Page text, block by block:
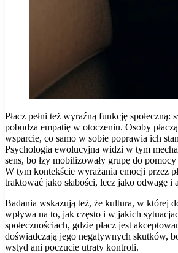
Płacz pełni też wyraźną funkcję społeczną:
pobudza empatię w otoczeniu. Osoby
wsparcie, co samo w sobie poprawia ich
Psychologia ewolucyjna widzi w tym
sens, bo łzy mobilizowały grupę do
W tym kontekście wyrażania emocji przez
traktować jako słabości, lecz jako odwagę i
Badania wskazują też, że kultura, w której
wpływa na to, jak często i w jakich
społecznościach, gdzie płacz jest
doświadczają jego negatywnych skutków,
wstyd ani poczucie utraty kontroli.